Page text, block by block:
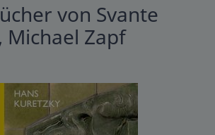
von Svante
Michael Zapf